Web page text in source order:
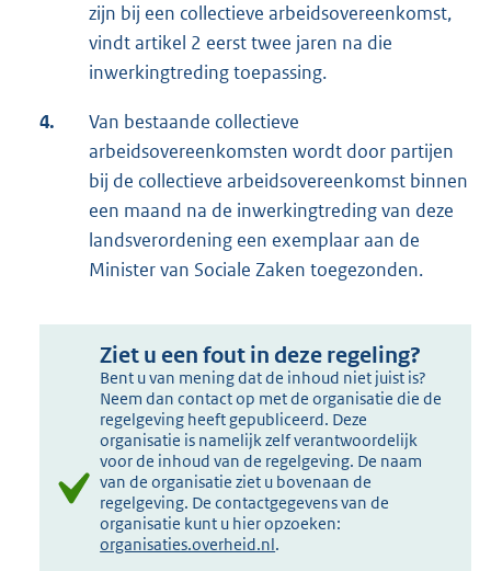
zijn bij een collectieve arbeidsovereenkomst,
vindt artikel 2 eerst twee jaren na die
inwerkingtreding toepassing.
4.
Van bestaande collectieve
arbeidsovereenkomsten wordt door partijen
bij de collectieve arbeidsovereenkomst binnen
een maand na de inwerkingtreding van deze
landsverordening een exemplaar aan de
Minister van Sociale Zaken toegezonden.
Ziet u een fout in deze regeling?
Bent u van mening dat de inhoud niet juist is?
Neem dan contact op met de organisatie die de
regelgeving heeft gepubliceerd. Deze
organisatie is namelijk zelf verantwoordelijk
voor de inhoud van de regelgeving. De naam
van de organisatie ziet u bovenaan de
regelgeving. De contactgegevens van de
organisatie kunt u hier opzoeken:
organisaties.overheid.nl.